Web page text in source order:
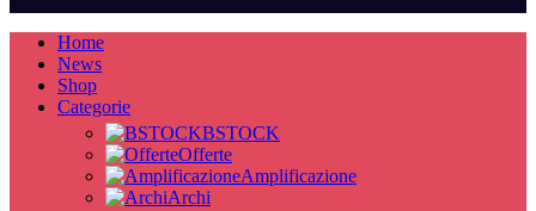
Home
News
Shop
Categorie
BSTOCK
Offerte
Amplificazione
Archi